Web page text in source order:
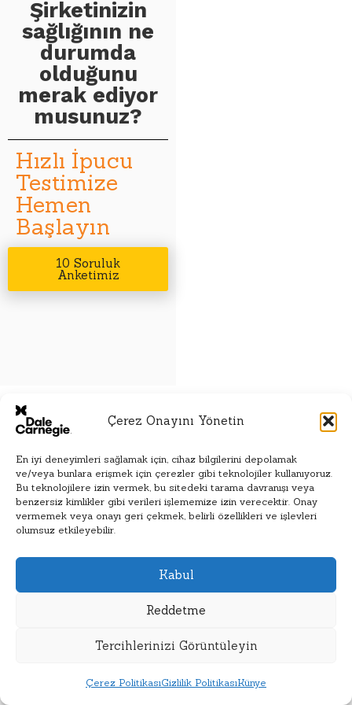
Çerez Onayını Yönetin
En iyi deneyimleri sağlamak için, cihaz bilgilerini depolamak
ve/veya bunlara erişmek için çerezler gibi teknolojiler kullanıyoruz.
Bu teknolojilere izin vermek, bu sitedeki tarama davranışı veya
benzersiz kimlikler gibi verileri işlememize izin verecektir. Onay
vermemek veya onayı geri çekmek, belirli özellikleri ve işlevleri
olumsuz etkileyebilir.
Kabul
Reddetme
Tercihlerinizi Görüntüleyin
Çerez PolitikasıGizlilik PolitikasıKünye
Şirketinizin
sağlığının ne
durumda
olduğunu
merak ediyor
musunuz?
Hızlı İpucu
Testimize
Hemen
Başlayın
10 Soruluk
Anketimiz